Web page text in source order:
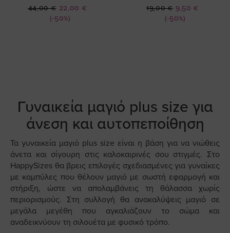
(-50%)
Ειδική
Τιμή
22,00 €
44,00 €
(-50%)
Ειδική
Τιμή
9,50 €
19,00 €
Γυναικεία μαγιό plus size για
άνεση και αυτοπεποίθηση
Τα γυναικεία μαγιό plus size είναι η βάση για να νιώθεις
άνετα και σίγουρη στις καλοκαιρινές σου στιγμές. Στο
HappySizes θα βρεις επιλογές σχεδιασμένες για γυναίκες
με καμπύλες που θέλουν μαγιό με σωστή εφαρμογή και
στήριξη, ώστε να απολαμβάνεις τη θάλασσα χωρίς
περιορισμούς. Στη συλλογή θα ανακαλύψεις μαγιό σε
μεγάλα μεγέθη που αγκαλιάζουν το σώμα και
αναδεικνύουν τη σιλουέτα με φυσικό τρόπο.